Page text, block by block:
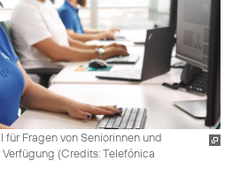
für Fragen von Seniorinnen und
(Credits: Telefónica